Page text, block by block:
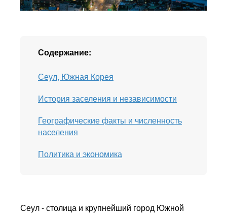
Содержание:
Сеул, Южная Корея
История заселения и независимости
Географические факты и численность
населения
Политика и экономика
Сеул - столица и крупнейший город Южной